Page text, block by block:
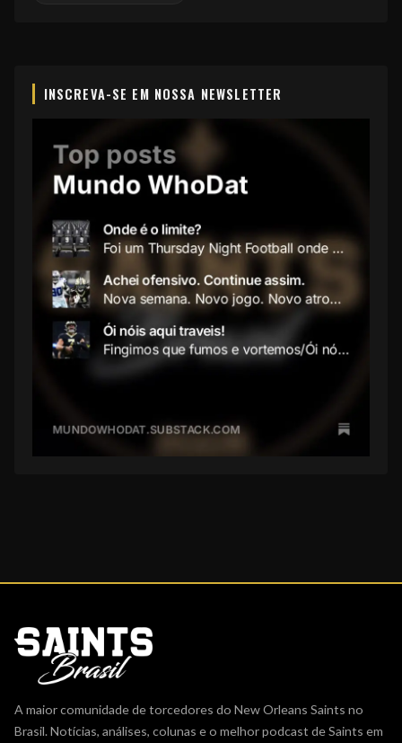
INSCREVA-SE EM NOSSA NEWSLETTER
A maior comunidade de torcedores do New Orleans Saints no
Brasil. Notícias, análises, colunas e o melhor podcast de Saints em